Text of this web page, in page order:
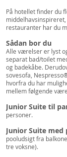
På hotellet finder du
restauranter har du
Sådan bor du
Alle værelser er lyst
separat bad/toilet
og badekåbe.
sovesofa,
hvorfra du har
mellem følgende
Junior Suite til
personer.
Junior Suite med
pooludsigt fra
tre voksne).